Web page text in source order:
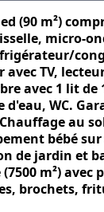
(90 m²)
micro-
TV,
avec 1 lit de
d'eau, WC.
au
bébé
de jardin et
m²) avec
brochets,